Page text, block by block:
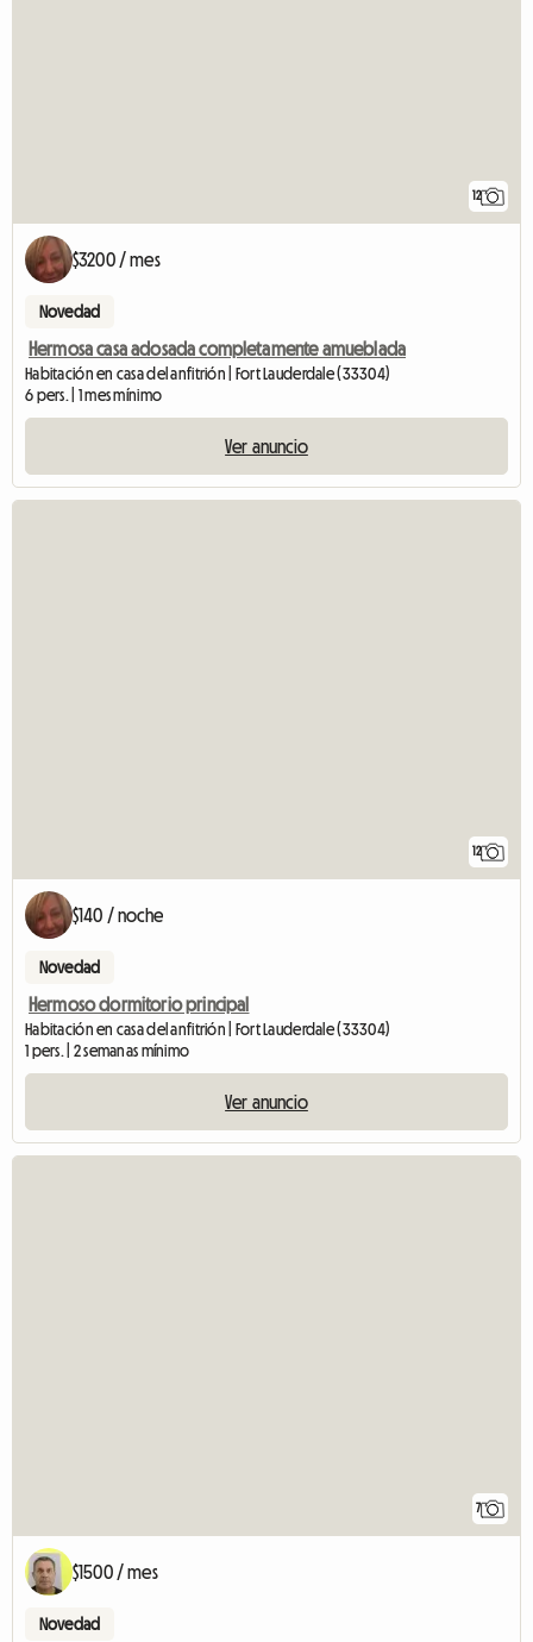
12
$3200 / mes
Novedad
Hermosa casa adosada completamente amueblada
Habitación en casa del anfitrión | Fort Lauderdale (33304)
6 pers. | 1 mes mínimo
Ver anuncio
12
$140 / noche
Novedad
Hermoso dormitorio principal
Habitación en casa del anfitrión | Fort Lauderdale (33304)
1 pers. | 2 semanas mínimo
Ver anuncio
7
$1500 / mes
Novedad